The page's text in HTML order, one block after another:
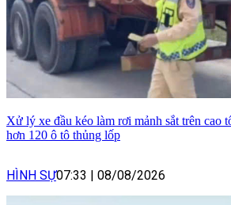
Xử lý xe đầu kéo làm rơi mảnh sắt trên cao
hơn 120 ô tô thủng lốp
HÌNH SỰ07:33 08/08/2026